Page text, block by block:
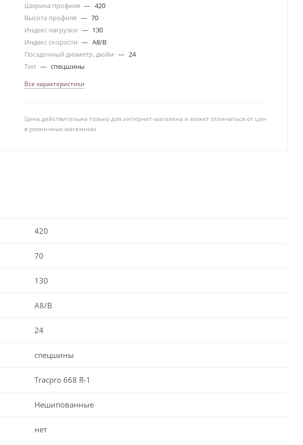
Ширина профиля — 420
Высота профиля — 70
Индекс нагрузки — 130
Индекс скорости — A8/B
Посадочный диаметр, дюйм — 24
Тип — спецшины
Все характеристики
Цена действительна только для интернет-магазина и может отличаться от цен
в розничных магазинах
420
70
130
A8/B
24
спецшины
Tracpro 668 R-1
Нешипованные
нет